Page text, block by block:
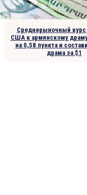
Среднерыночный курс
США к армянскому
на 0,58 пунктa и
драма за $1